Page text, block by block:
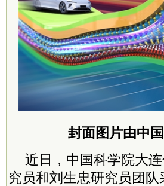
封面图片由中
近日，中国科学院大
究员和刘生忠研究员团